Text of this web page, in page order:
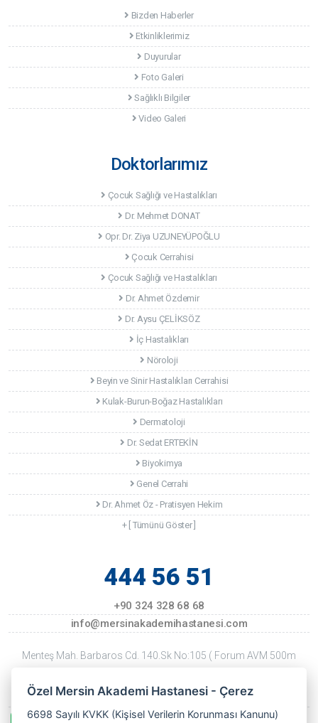
Bizden Haberler
Etkinliklerimiz
Duyurular
Foto Galeri
Sağlıklı Bilgiler
Video Galeri
Doktorlarımız
Çocuk Sağlığı ve Hastalıkları
Dr. Mehmet DONAT
Opr. Dr. Ziya UZUNEYÜPOĞLU
Çocuk Cerrahisi
Çocuk Sağlığı ve Hastalıkları
Dr. Ahmet Özdemir
Dr. Aysu ÇELİKSÖZ
İç Hastalıkları
Nöroloji
Beyin ve Sinir Hastalıkları Cerrahisi
Kulak-Burun-Boğaz Hastalıkları
Dermatoloji
Dr. Sedat ERTEKİN
Biyokimya
Genel Cerrahi
Dr. Ahmet Öz - Pratisyen Hekim
+ [ Tümünü Göster ]
444 56 51
+90 324 328 68 68
info@mersinakademihastanesi.com
Menteş Mah. Barbaros Cd. 140.Sk No:105 ( Forum AVM 500m
Son Güncellenme Tarihi: 22 Temmuz 2026 Çarşamba
Özel Mersin Akademi Hastanesi - Çerez
6698 Sayılı KVKK (Kişisel Verilerin Korunması Kanunu)